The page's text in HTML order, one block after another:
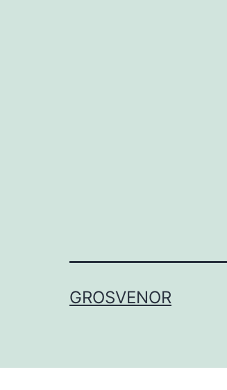
GROSVENOR